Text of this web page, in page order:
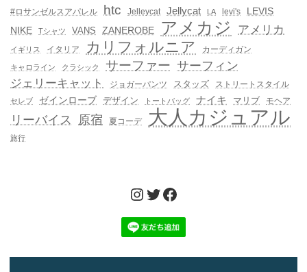
#ロサンゼルスアパレル
htc Jelleycat Jellycat LA levi's
LEVIS
NIKE
Tシャツ VANS ZANEROBE アメカジ アメリカ
イギリス イタリア カリフォルニア カーディガン
キャロライン クラシック サーファー サーフィン
ジェリーキャット
ジョガーパンツ スタッズ ストリートスタイル
セレブ ゼインローブ デザイン トートバッグ ナイキ マリブ モヘア
リーバイス 原宿 夏コーデ 大人カジュアル
旅行
Instagram
Twitter
Facebook